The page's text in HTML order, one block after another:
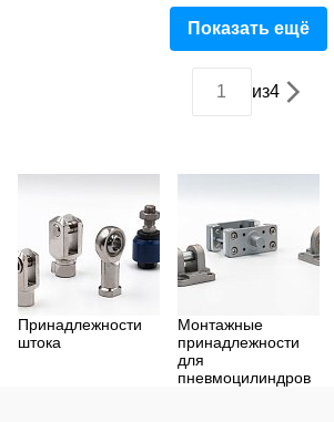
Показать ещё
из4
Принадлежности
штока
Монтажные
принадлежности
для
пневмоцилиндров